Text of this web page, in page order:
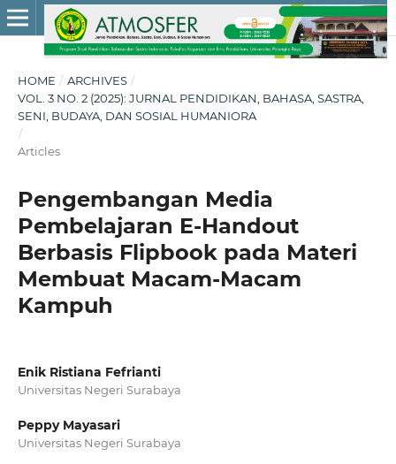
HOME / ARCHIVES /
VOL. 3 NO. 2 (2025): JURNAL PENDIDIKAN, BAHASA, SASTRA,
SENI, BUDAYA, DAN SOSIAL HUMANIORA
/
Articles
Pengembangan Media
Pembelajaran E-Handout
Berbasis Flipbook pada Materi
Membuat Macam-Macam
Kampuh
Enik Ristiana Fefrianti
Universitas Negeri Surabaya
Peppy Mayasari
Universitas Negeri Surabaya